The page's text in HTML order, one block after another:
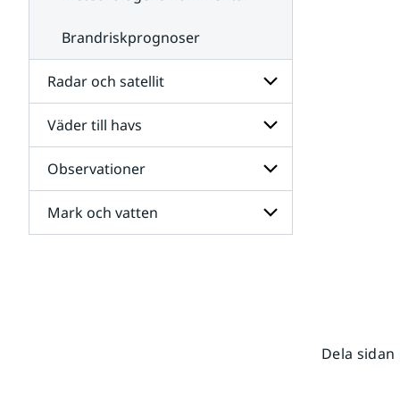
Brandriskprognoser
Radar och satellit
Undersidor
för
Radar
och
satellit
Väder till havs
Undersidor
för
Väder
till
havs
Observationer
Undersidor
för
Mark och vatten
Dela sidan